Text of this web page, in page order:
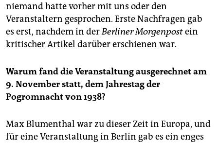
niemand hatte vorher mit uns oder den
Veranstaltern gesprochen. Erste Nachfragen gab
es erst, nachdem in derBerliner Morgenpostein
kritischer Artikel darüber erschienen war.
Warum fand die Veranstaltung ausgerechnet am
9. November statt, dem Jahrestag der
Pogromnacht von 1938?
Max Blumenthal war zu dieser Zeit in Europa, und
für eine Veranstaltung in Berlin gab es ein enges